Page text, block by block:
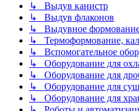
↳ Выдув канистр
↳ Выдув флаконов
↳ Выдувное
↳ Термоформование,
↳ Вспомогательное
↳ Оборудование для
↳ Оборудование для
↳ Оборудование для
↳ Оборудование для